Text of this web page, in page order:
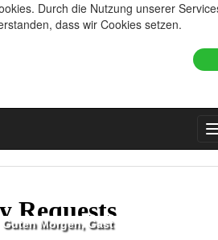
Durch die Nutzung unserer
dass wir Cookies setzen.
Guten Morgen, Gast